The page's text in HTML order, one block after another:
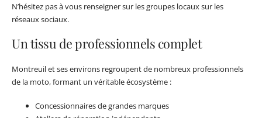
N’hésitez pas à vous renseigner sur les groupes locaux sur les
réseaux sociaux.
Un tissu de professionnels complet
Montreuil et ses environs regroupent de nombreux professionnels
de la moto, formant un véritable écosystème :
Concessionnaires de grandes marques